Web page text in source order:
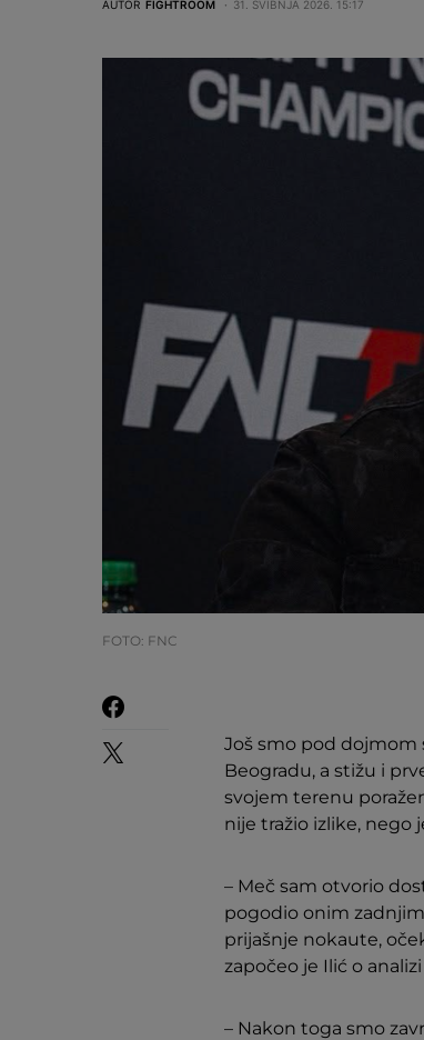
AUTOR FIGHTROOM 31. SVIBNJA 2026. 15:17
FOTO: FNC
Još smo pod
Beogradu, a stižu i
svojem terenu
nije tražio izlike,
– Meč sam otvorio
pogodio onim
prijašnje nokaute,
započeo je Ilić o
– Nakon toga smo